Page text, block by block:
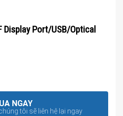
Display Port/USB/Optical
NGAY
tôi sẽ liên hệ lại ngay